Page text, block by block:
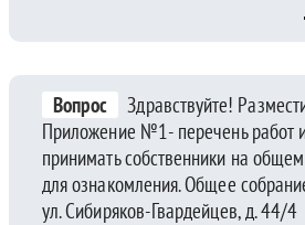
Вопрос
Здравствуйте!
Приложение №1- перечень работ и
принимать собственники на
для ознакомления. Общее
ул. Сибиряков-Гвардейцев, д. 44/4